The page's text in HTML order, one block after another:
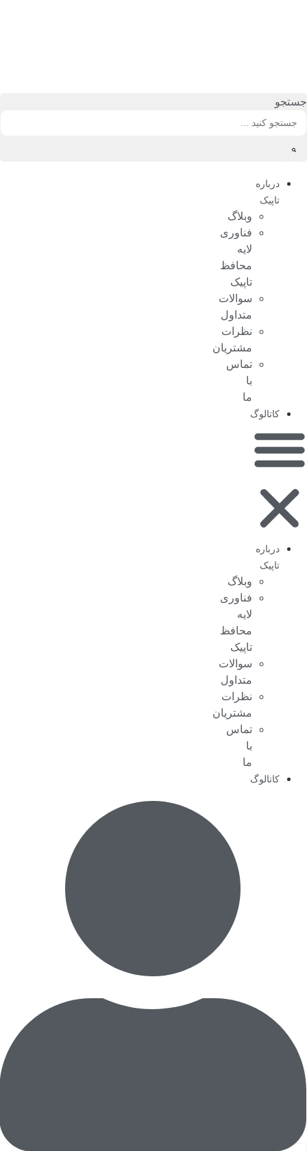
جستجو
درباره
تاپیک
وبلاگ
فناوری
لایه
محافظ
تاپیک
سوالات
متداول
نظرات
مشتریان
تماس
با
ما
کاتالوگ
درباره
تاپیک
وبلاگ
فناوری
لایه
محافظ
تاپیک
سوالات
متداول
نظرات
مشتریان
تماس
با
ما
کاتالوگ